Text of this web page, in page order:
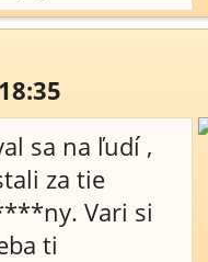
sa na ľudí ,
za tie
Vari si
ti